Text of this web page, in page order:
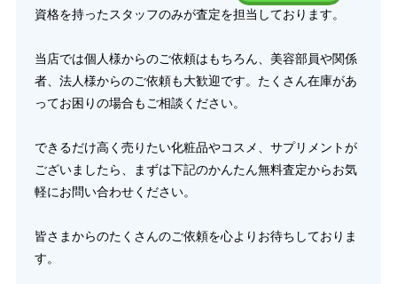
資格を持ったスタッフのみが査定を担当しております。
当店では個人様からのご依頼はもちろん、美容部員や関係
者、法人様からのご依頼も大歓迎です。たくさん在庫があ
ってお困りの場合もご相談ください。
できるだけ高く売りたい化粧品やコスメ、サプリメントが
ございましたら、まずは下記のかんたん無料査定からお気
軽にお問い合わせください。
皆さまからのたくさんのご依頼を心よりお待ちしておりま
す。